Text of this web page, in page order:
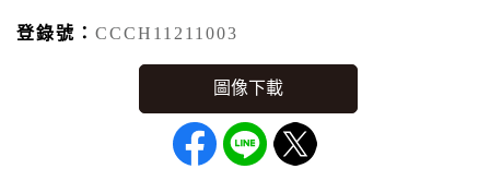
登錄號： CCCH11211003